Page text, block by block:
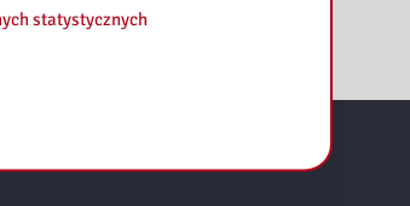
#Ojcostwo#Rodzina
statystycznych